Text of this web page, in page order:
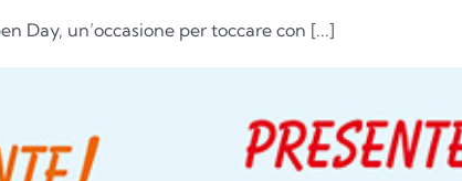
Day, un’occasione per toccare con [...]